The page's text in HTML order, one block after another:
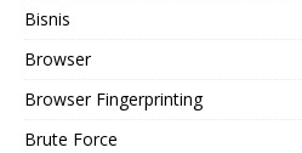
Bisnis
Browser
Browser Fingerprinting
Brute Force